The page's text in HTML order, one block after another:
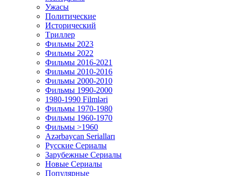
Ужасы
Политические
Исторический
Tриллер
Фильмы 2023
Фильмы 2022
Фильмы 2016-2021
Фильмы 2010-2016
Фильмы 2000-2010
Фильмы 1990-2000
1980-1990 Filmləri
Фильмы 1970-1980
Фильмы 1960-1970
Фильмы >1960
Azərbaycan Serialları
Русские Сериалы
Зарубежные Сериалы
Новые Сериалы
Популярные